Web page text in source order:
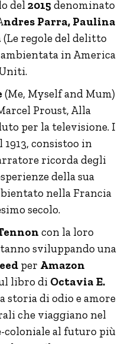
del 2015 denominato
ndres Parra, Paulina
(Le regole del delitto
in America
(Me, Myself and Mum)
Proust, Alla
per la televisione. I
consistoo in
ricorda degli
della sua
nella Francia
secolo.
con la loro
sviluppando una
per Amazon
libro di Octavia E.
storia di odio e amore
che viaggiano nel
coloniale al futuro più